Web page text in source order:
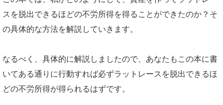
スを脱出できるほどの不労所得を得ることができたのか？そ
の具体的な方法を解説していきます。
なるべく、具体的に解説しましたので、あなたもこの本に書
いてある通りに行動すれば必ずラットレースを脱出できるほ
どの不労所得が得られるはずです。